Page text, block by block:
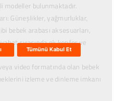
bulunmaktadır.
Güneşlikler, yağmurluklar,
bebek arabası aksesuarları,
sırasında ek konfor ve
video formatında olan bebek
izleme ve dinleme imkanı
Tümünü Kabul Et